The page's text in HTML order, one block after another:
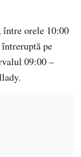
orele 10:00
pe
09:00 –